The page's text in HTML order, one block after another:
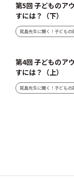
第5回 子どものア
すには？（下）
尾島先生に聞く！子どもの
第4回 子どものア
すには？（上）
尾島先生に聞く！子どもの